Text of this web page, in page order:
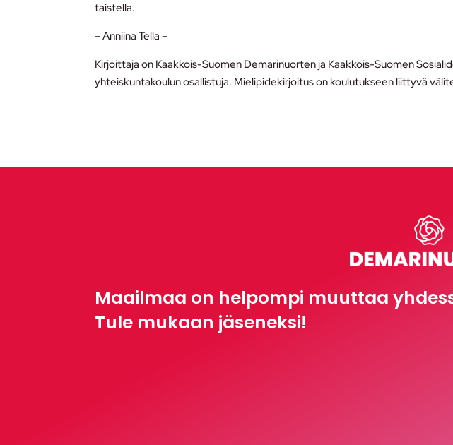
taistella.
– Anniina Tella –
Kirjoittaja on Kaakkois-Suomen Demarinuorten ja Kaakkois-Suomen
yhteiskuntakoulun osallistuja. Mielipidekirjoitus on koulutukseen liittyvä
Maailmaa on helpompi muuttaa
Tule mukaan jäseneksi!